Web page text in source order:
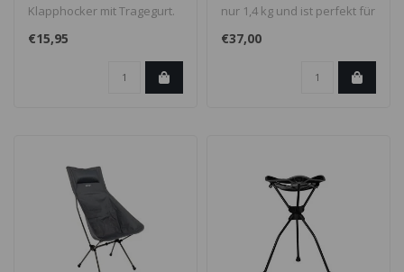
Klapphocker mit Tragegurt.
Geeignet für Camping und
Outdo..
€15,95
nur 1,4 kg und ist perfekt für
Festivals, Camping u..
€37,00